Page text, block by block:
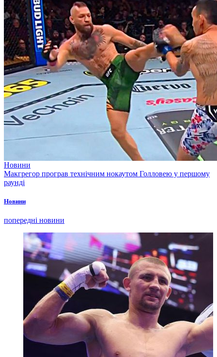
Новини
Макгрегор програв технічним нокаутом Голловею у першому
раунді
Новини
попередні новини